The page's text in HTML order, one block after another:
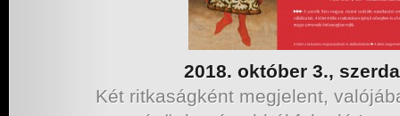
2018. október 3.,
Két ritkaságként megjelent,